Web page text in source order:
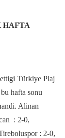
HAFTA
Türkiye Plaj
hafta sonu
Alinan
: 2-0,
: 2-0,